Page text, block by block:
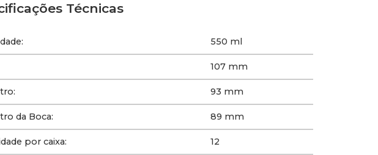
Técnicas
550 ml
107 mm
93 mm
da Boca: 89 mm
por caixa: 12